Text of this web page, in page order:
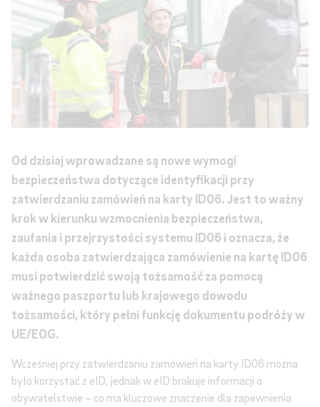
Od dzisiaj wprowadzane są nowe wymogi
bezpieczeństwa dotyczące identyfikacji przy
zatwierdzaniu zamówień na karty ID06. Jest to ważny
krok w kierunku wzmocnienia bezpieczeństwa,
zaufania i przejrzystości systemu ID06 i oznacza, że
każda osoba zatwierdzająca zamówienie na kartę ID06
musi potwierdzić swoją tożsamość za pomocą
ważnego paszportu lub krajowego dowodu
tożsamości, który pełni funkcję dokumentu podróży w
UE/EOG.
Wcześniej przy zatwierdzaniu zamówień na karty ID06 można
było korzystać z eID, jednak w eID brakuje informacji o
obywatelstwie – co ma kluczowe znaczenie dla zapewnienia